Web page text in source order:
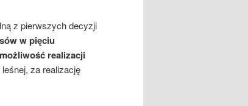
z pierwszych decyzji
w pięciu
realizacji
za realizację